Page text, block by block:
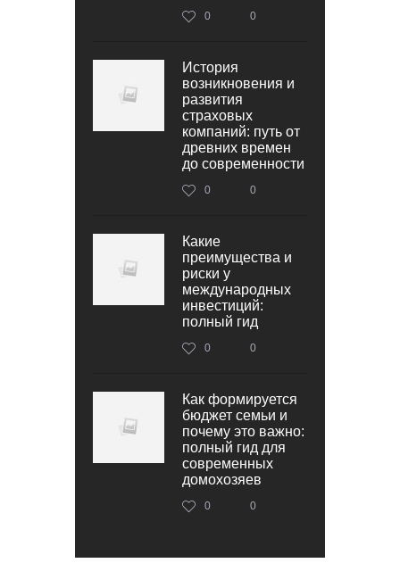
0 0
История
возникновения и
развития
страховых
компаний: путь от
древних времен
до современности
0 0
Какие
преимущества и
риски у
международных
инвестиций:
полный гид
0 0
Как формируется
бюджет семьи и
почему это важно:
полный гид для
современных
домохозяев
0 0